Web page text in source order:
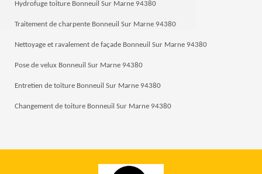
Hydrofuge toiture Bonneuil Sur Marne 94380
Traitement de charpente Bonneuil Sur Marne 94380
Nettoyage et ravalement de façade Bonneuil Sur Marne 94380
Pose de velux Bonneuil Sur Marne 94380
Entretien de toiture Bonneuil Sur Marne 94380
Changement de toiture Bonneuil Sur Marne 94380